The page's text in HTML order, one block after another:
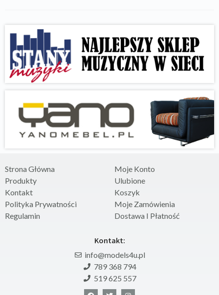
Strona Główna
Produkty
Kontakt
Polityka Prywatności
Regulamin
Moje Konto
Ulubione
Koszyk
Moje Zamówienia
Dostawa I Płatność
Kontakt:
info@models4u.pl
789 368 794
519 625 557